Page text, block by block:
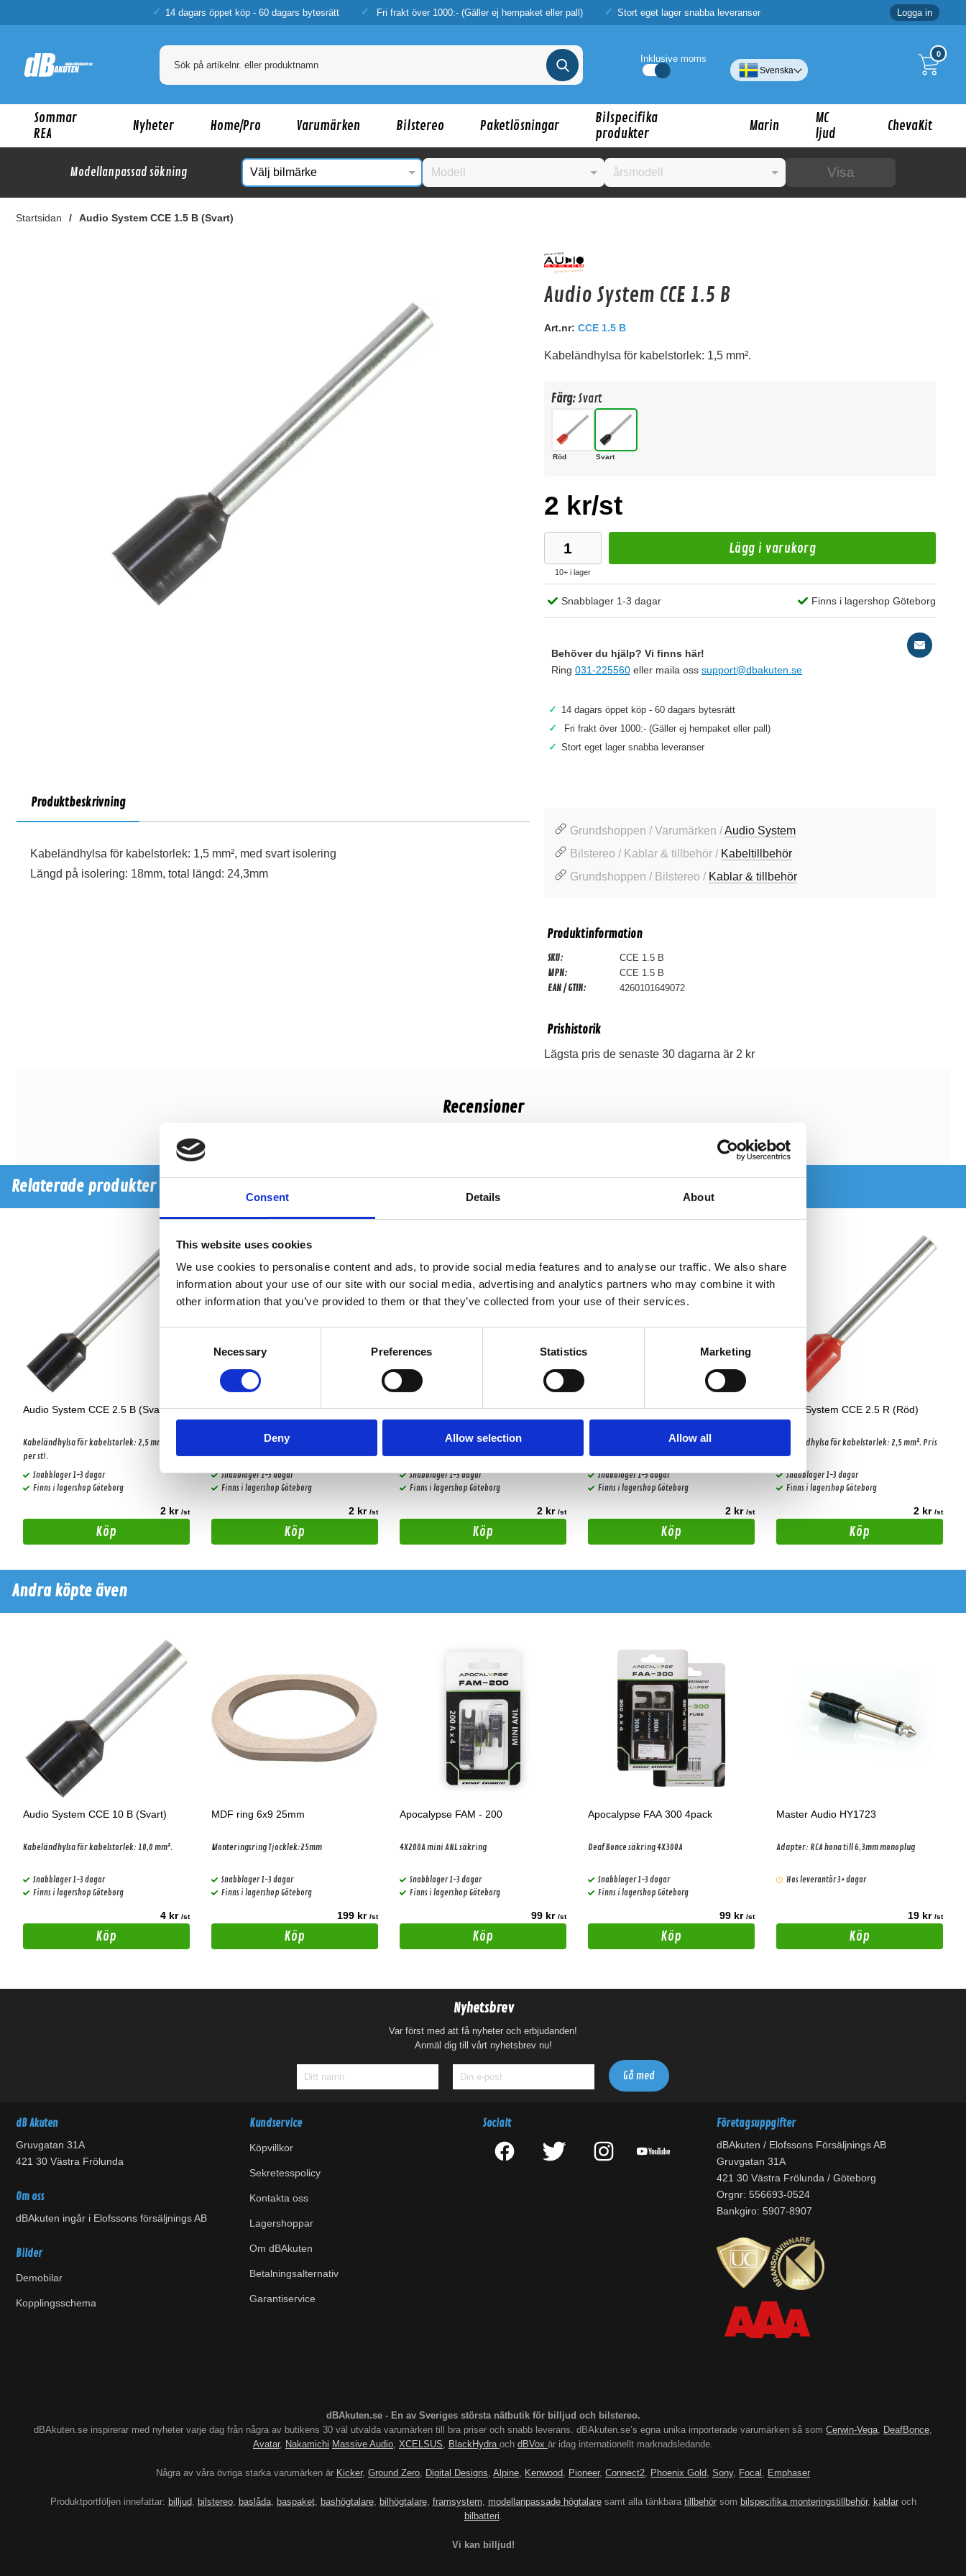
Consent Details About
This website uses cookies
We use cookies to personalise content and ads, to provide social media features and to analyse our traffic. We also share
information about your use of our site with our social media, advertising and analytics partners who may combine it with
other information that you’ve provided to them or that they’ve collected from your use of their services.
Necessary Preferences Statistics Marketing
Deny Allow selection Allow all
14 dagars öppet köp - 60 dagars bytesrätt Fri frakt över 1000:- (Gäller ej hempaket eller pall) Stort eget lager snabba leveranser Logga in
0
Inklusive moms
Svenska
Sommar
REA
Nyheter Home/Pro Varumärken Bilstereo Paketlösningar
Bilspecifika
produkter
Marin
MC
ljud
ChevaKit
Modellanpassad sökning Visa
Startsidan Audio System CCE 1.5 B (Svart)
Kanske någon av dessa produkter kan intressera dig?
Kabeländhylsa för kabelstorlek: 20/25,0 mm². 1st/förpackning.
Finns i lagershop Göteborg
4 kr/st
Audio System CCE 1.5 B
Art.nr: CCE 1.5 B
Kabeländhylsa för kabelstorlek: 1,5 mm².
Färg: Svart
Röd Svart
2 kr/st
10+ i lager
Lägg i varukorg
Snabblager 1-3 dagar Finns i lagershop Göteborg
Behöver du hjälp? Vi finns här!
Ring 031-225560 eller maila oss support@dbakuten.se
✓ 14 dagars öppet köp - 60 dagars bytesrätt
✓ Fri frakt över 1000:- (Gäller ej hempaket eller pall)
✓ Stort eget lager snabba leveranser
Produktbeskrivning
Kabeländhylsa för kabelstorlek: 1,5 mm², med svart isolering
Längd på isolering: 18mm, total längd: 24,3mm
Grundshoppen / Varumärken /Audio System
Bilstereo / Kablar & tillbehör / Kabeltillbehör
Grundshoppen / Bilstereo / Kablar & tillbehör
Produktinformation
SKU: CCE 1.5 B
MPN: CCE 1.5 B
EAN / GTIN: 4260101649072
Prishistorik
Lägsta pris de senaste 30 dagarna är 2 kr
Recensioner
Relaterade produkter
Audio System CCE 2.5 B (Svart)
Kabeländhylsa för kabelstorlek: 2,5 mm². Säljs
per st!.
Snabblager 1-3 dagar
Finns i lagershop Göteborg
2 kr /st
Köp
Audio System CCE 1.5 R (Röd)
Kabeländhylsa för kabelstorlek: 1,5 mm².
Snabblager 1-3 dagar
Finns i lagershop Göteborg
2 kr /st
Köp
Audio System CCE 4.0 B (Svart)
Kabeländhylsa för kabelstorlek: 4,0 mm². 1st.
Snabblager 1-3 dagar
Finns i lagershop Göteborg
2 kr /st
Köp
Audio System CCE 4.0 R (Röd)
Kabeländhylsa för kabelstorlek: 4,0 mm². 1st.
Snabblager 1-3 dagar
Finns i lagershop Göteborg
2 kr /st
Köp
Audio System CCE 2.5 R (Röd)
Kabeländhylsa för kabelstorlek: 2,5 mm². Pris
per st!
Snabblager 1-3 dagar
Finns i lagershop Göteborg
2 kr /st
Köp
Andra köpte även
Audio System CCE 10 B (Svart)
Kabeländhylsa för kabelstorlek: 10,0 mm².
Snabblager 1-3 dagar
Finns i lagershop Göteborg
4 kr /st
Köp
MDF ring 6x9 25mm
Monteringsring Tjocklek:25mm
Snabblager 1-3 dagar
Finns i lagershop Göteborg
199 kr /st
Köp
Apocalypse FAM - 200
4X200A mini ANL säkring
Snabblager 1-3 dagar
Finns i lagershop Göteborg
99 kr /st
Köp
Apocalypse FAA 300 4pack
Deaf Bonce säkring 4X300A
Snabblager 1-3 dagar
Finns i lagershop Göteborg
99 kr /st
Köp
Master Audio HY1723
Adapter: RCA hona till 6,3mm monoplug
Hos leverantör 3+ dagar
19 kr /st
Köp
Nyhetsbrev
Var först med att få nyheter och erbjudanden!
Anmäl dig till vårt nyhetsbrev nu!
dB Akuten
Gruvgatan 31A
421 30 Västra Frölunda
Om oss
dBAkuten ingår i Elofssons försäljnings AB
Bilder
Demobilar
Kopplingsschema
Kundservice
Köpvillkor
Sekretesspolicy
Kontakta oss
Lagershoppar
Om dBAkuten
Betalningsalternativ
Garantiservice
Socialt Företagsuppgifter
dBAkuten / Elofssons Försäljnings AB
Gruvgatan 31A
421 30 Västra Frölunda / Göteborg
Orgnr: 556693-0524
Bankgiro: 5907-8907
dBAkuten.se - En av Sveriges största nätbutik för billjud och bilstereo.
dBAkuten.se inspirerar med nyheter varje dag från några av butikens 30 väl utvalda varumärken till bra priser och snabb leverans. dBAkuten.se’s egna unika importerade varumärken så som Cerwin-Vega, DeafBonce,
Avatar, Nakamichi Massive Audio, XCELSUS, BlackHydra och dBVox är idag internationellt marknadsledande.
Några av våra övriga starka varumärken är Kicker, Ground Zero, Digital Designs, Alpine, Kenwood, Pioneer, Connect2, Phoenix Gold, Sony, Focal , Emphaser
Produktportföljen innefattar: billjud, bilstereo, baslåda, baspaket, bashögtalare, bilhögtalare, framsystem, modellanpassade högtalaresamt alla tänkbara tillbehörsom bilspecifika monteringstillbehör, kablaroch
bilbatteri.
Vi kan billjud!